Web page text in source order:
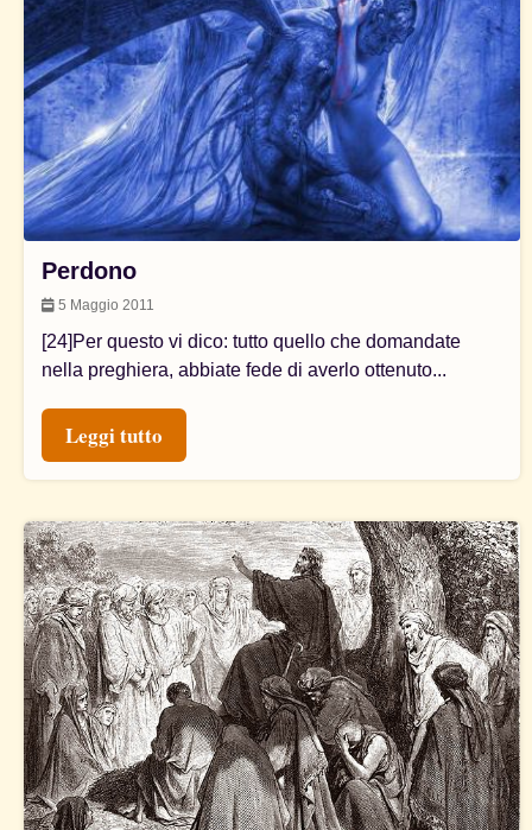
Perdono
5 Maggio 2011
[24]Per questo vi dico: tutto quello che domandate
nella preghiera, abbiate fede di averlo ottenuto...
Leggi tutto